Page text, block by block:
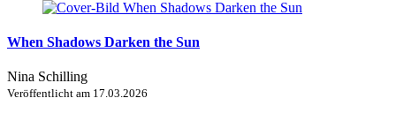
When Shadows Darken the Sun
Nina Schilling
Veröffentlicht am 17.03.2026